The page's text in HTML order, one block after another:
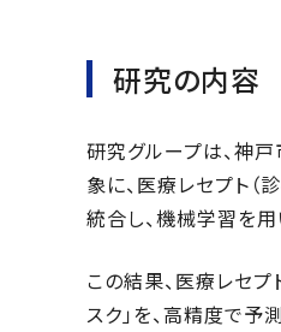
研究の内容
研究グループは、神
象に、医療レセプト（
統合し、機械学習を
この結果、医療レセ
スク」を、高精度で